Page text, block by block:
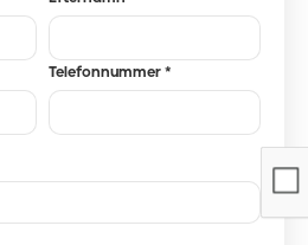
Telefonnummer *